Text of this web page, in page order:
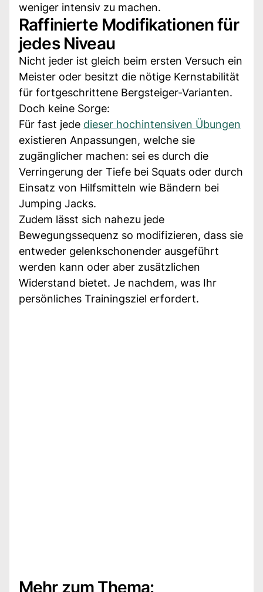
weniger intensiv zu machen.
Raffinierte Modifikationen für
jedes Niveau
Nicht jeder ist gleich beim ersten Versuch ein
Meister oder besitzt die nötige Kernstabilität
für fortgeschrittene Bergsteiger-Varianten.
Doch keine Sorge:
Für fast jede dieser hochintensiven Übungen
existieren Anpassungen, welche sie
zugänglicher machen: sei es durch die
Verringerung der Tiefe bei Squats oder durch
Einsatz von Hilfsmitteln wie Bändern bei
Jumping Jacks.
Zudem lässt sich nahezu jede
Bewegungssequenz so modifizieren, dass sie
entweder gelenkschonender ausgeführt
werden kann oder aber zusätzlichen
Widerstand bietet. Je nachdem, was Ihr
persönliches Trainingsziel erfordert.
Mehr zum Thema: